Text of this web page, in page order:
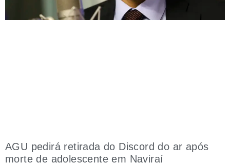
AGU pedirá retirada do Discord do ar após
morte de adolescente em Naviraí